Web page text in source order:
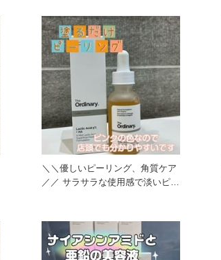
＼＼優しいピーリング、角質ケア
／／ サラサラな使用感で淡いピン